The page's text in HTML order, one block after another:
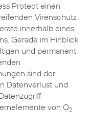
Protect einen
Virenschutz
innerhalb eines
Gerade im Hinblick
und permanent
sind der
Datenverlust und
von O2